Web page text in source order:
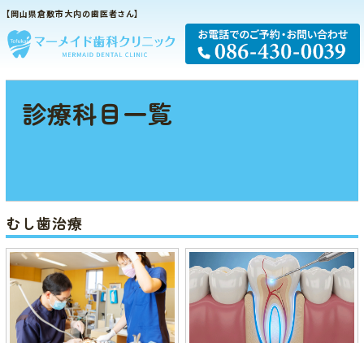
【岡山県倉敷市大内の歯医者さん】
診療科目一覧
むし歯治療